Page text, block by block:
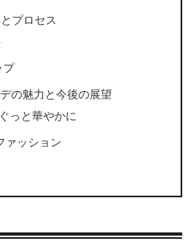
プロセス
プ
の魅力と今後の展望
っと華やかに
ァッション